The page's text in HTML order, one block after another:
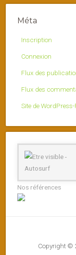
Méta
Inscription
Connexion
Flux des
Flux des
Site de WordPress-
Nos références
Copyright ©